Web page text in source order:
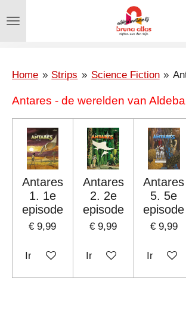
direct
hoofdinhoud
Home » Strips » Science Fiction »
Antares - de werelden van
Antares
1. 1e
episode
€ 9,99
In winkelwagen
Antares
2. 2e
episode
€ 9,99
In winkelwagen
Antares
5. 5e
episode
€ 9,99
In